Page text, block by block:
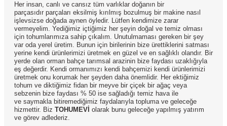
Her insan, canlı ve cansız tüm varlıklar doğanın bir
parçasıdır parçaları eksilmiş kırılmış bozulmuş bir makine nasıl
işlevsizse doğada aynen öyledir. Lütfen kendimize zarar
vermeyelim. Yediğimiz içtiğimiz her şeyin doğal ve temiz olması
için tohumlarımıza sahip çıkalım. Unutulmaması gereken bir şey
var oda yerel üretim. Bunun için birilerinin bize ürettiklerini satması
yerine kendi ürünlerimizi üretmek en güzel ve en sağlıklı olandır. Bir
yerde olan orman bahçe tarımsal arazinin bize faydası uzaklığıyla
eş değerdir. Kendi ormanımızı kendi bahçemizi kendi ürünlerimizi
üretmek onu korumak her şeyden daha önemlidir. Her ektiğimiz
tohum ve diktiğimiz fidan bir meyve bir çiçek bir ağaç veya
sebzenin bize faydası % 50 ise sağladığı temiz hava ile
ve saymakla bitiremediğimiz faydalarıyla topluma ve geleceğe
hizmettir. Biz TOHUMEVİ olarak bunu geleceğe yapılmış yatırım
ve görev adlederiz.